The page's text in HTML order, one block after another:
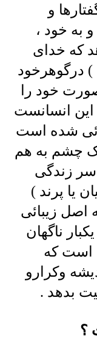
و
به خود ،
که خدای
درگوهرخود
خود را
انسانست
شده است
چشم به هم
زندگی
یا پرند )
زیبائی
ناگهان
است که
وکرارو
بدهد .
؟